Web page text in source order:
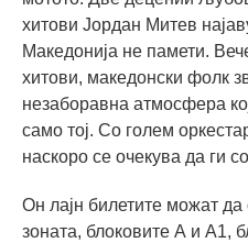
хитови Јордан Митев
Македонија не памети.
хитови, македонски фолк
незаборавна атмосфера
само тој. Со голем
наскоро се очекува да ги
Он лајн билетите можат да
зоната, блоковите А и А1,